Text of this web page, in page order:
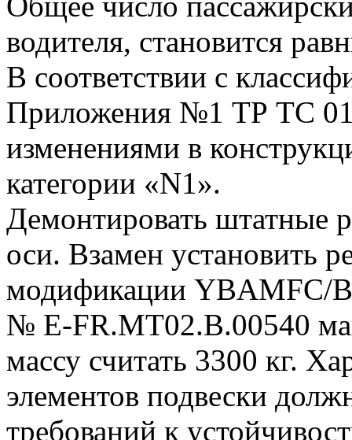
водителя, становится
В соответствии с
Приложения №1 ТР ТС
изменениями в
категории «N1».
Демонтировать штатные
оси. Взамен установить
модификации YBAMFC/
№ E-FR.MT02.B.00540
массу считать 3300 кг.
элементов подвески
требований к